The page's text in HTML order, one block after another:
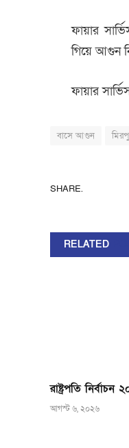
ফায়ার
গিয়ে আগুন
ফায়ার
বাসে আগুন
SHARE.
RELATED
রাষ্ট্রপতি
আগস্ট ৬, ২০২৬